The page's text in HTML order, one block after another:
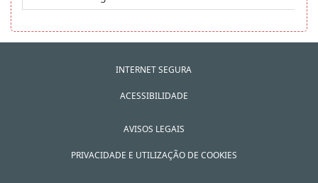
INTERNET SEGURA
ACESSIBILIDADE
AVISOS LEGAIS
PRIVACIDADE E UTILIZAÇÃO DE COOKIES